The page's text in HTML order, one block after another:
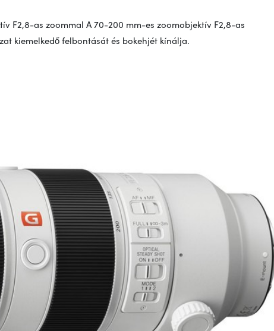
F2,8-as zoommal A 70-200 mm-es zoomobjektív F2,8-as
kiemelkedő felbontását és bokehjét kínálja.